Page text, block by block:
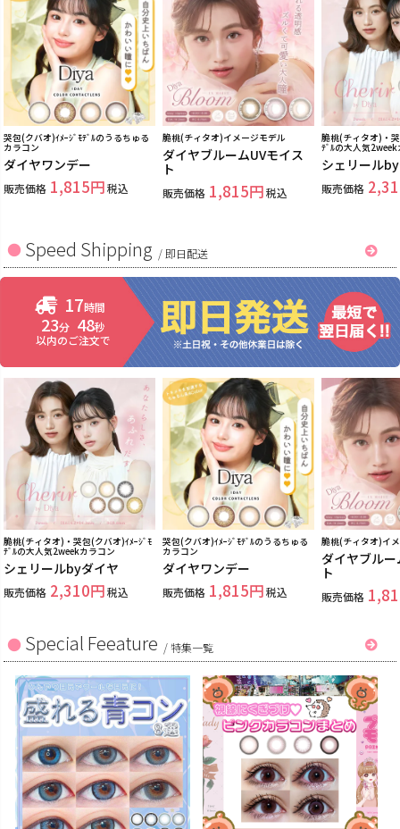
哭包(クバオ)ｲﾒｰｼﾞﾓﾃﾞﾙのうるちゅる
カラコン
ダイヤワンデー
販売価格 1,815 税込
脆桃(チィタオ)イメージモデル
ダイヤブルームUVモイス
ト
販売価格 1,815 税込
脆桃(チィタオ)・
ﾃﾞﾙの大人気2week
シェリール
販売価格
Speed Shipping / 即日配送
17時間
23分 47秒
以内のご注文で
脆桃(チィタオ)・哭包(クバオ)ｲﾒｰｼﾞﾓ
ﾃﾞﾙの大人気2weekカラコン
シェリールbyダイヤ
販売価格 2,310 税込
哭包(クバオ)ｲﾒｰｼﾞﾓﾃﾞﾙのうるちゅる
カラコン
ダイヤワンデー
販売価格 1,815 税込
脆桃(チィタオ)イ
ダイヤブル
ト
販売価格
Special Feeature /特集一覧